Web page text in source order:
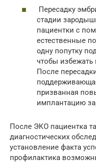
Пересадку
стадии
пациентки с
естественные
одну попутку
чтобы
После
призванная
имплантацию
После ЭКО пациентка
диагностических
установление факта
профилактика